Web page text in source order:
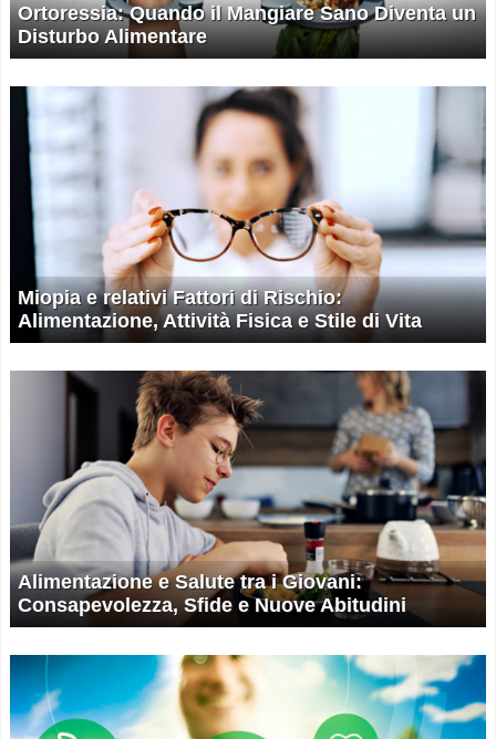
Ortoressia: Quando il Mangiare Sano Diventa un
Disturbo Alimentare
Miopia e relativi Fattori di Rischio:
Alimentazione, Attività Fisica e Stile di Vita
Alimentazione e Salute tra i Giovani:
Consapevolezza, Sfide e Nuove Abitudini